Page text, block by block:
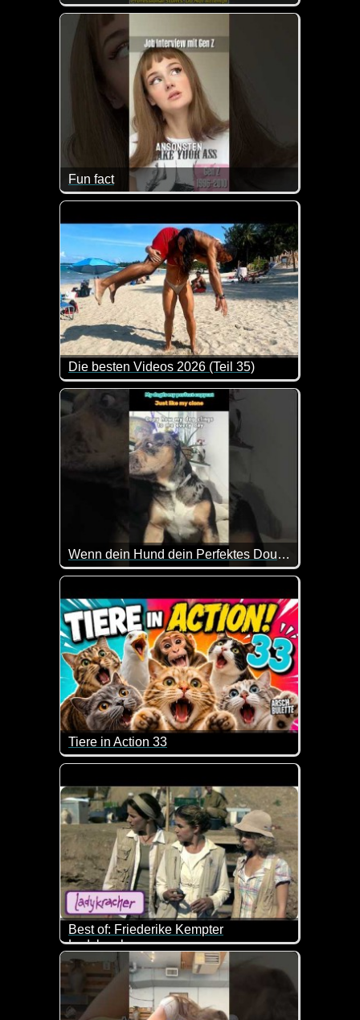
Fun fact
Herrlich, allerdings leider nicht ganz aus der Luft
Die besten Videos 2026 (Teil 35)
Eine tolle Zusammenstellung von lustigen
Wenn dein Hund dein Perfektes Double wird
Tiere in Action 33
Wenn Tiere sprechen könnten, dann wären das
Best of: Friederike Kempter
Ladykracher